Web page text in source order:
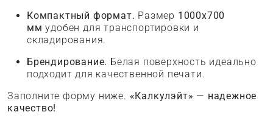
Компактный формат. Размер 1000x700
мм удобен для транспортировки и
складирования.
Брендирование. Белая поверхность идеально
подходит для качественной печати.
Заполните форму ниже. «Калкулэйт» — надежное
качество!